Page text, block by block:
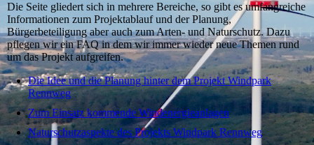
Die Seite gliedert sich in mehrere Bereiche, so gibt es umfangreiche
Informationen zum Projektablauf und der Planung,
Bürgerbeteiligung aber auch zum Arten- und Naturschutz. Dazu
pflegen wir ein FAQ in dem wir immer wieder neue Themen rund
um das Projekt aufgreifen.
Die Idee und die Planung hinter dem Projekt Windpark
Rennweg
Zum Einsatz kommende Windenergieanlagen
Naturschutzaspekte des Projekts Windpark Rennweg